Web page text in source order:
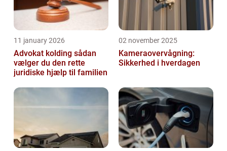
11 january 2026
Advokat kolding sådan
vælger du den rette
juridiske hjælp til familien
02 november 2025
Kameraovervågning:
Sikkerhed i hverdagen